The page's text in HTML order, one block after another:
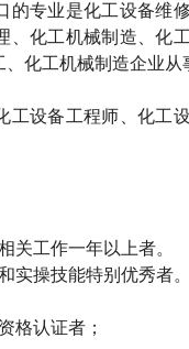
的专业是化工设备维
、化工机械制造、化
化工机械制造企业从
工设备工程师、化工
关工作一年以上者。
实操技能特别优秀者。
格认证者；